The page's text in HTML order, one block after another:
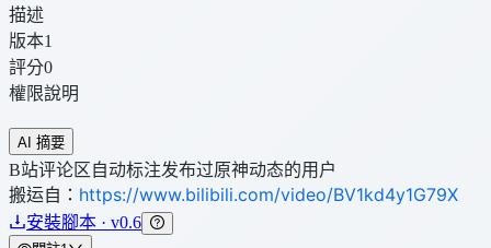
描述
版本1
評分0
權限說明
AI 摘要
B站评论区自动标注发布过原神动态的用户
搬运自： https://www.bilibili.com/video/BV1kd4y1G79X
安裝腳本 · v0.6